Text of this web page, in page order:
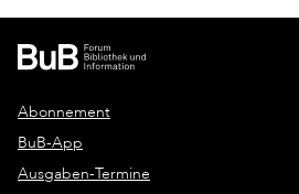
Abonnement
BuB-App
Ausgaben-Termine